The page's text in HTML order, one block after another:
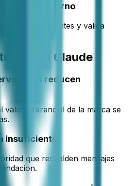
mayor retorno
fortalece fuentes y valida
en Claude
reducen
valor diferencial de la marca se
insuficiente
que respalden mensajes